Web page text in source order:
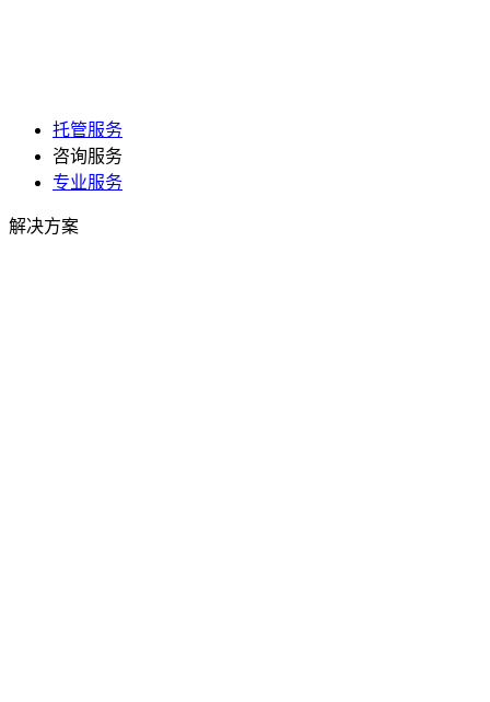
托管服务
咨询服务
专业服务
解决方案